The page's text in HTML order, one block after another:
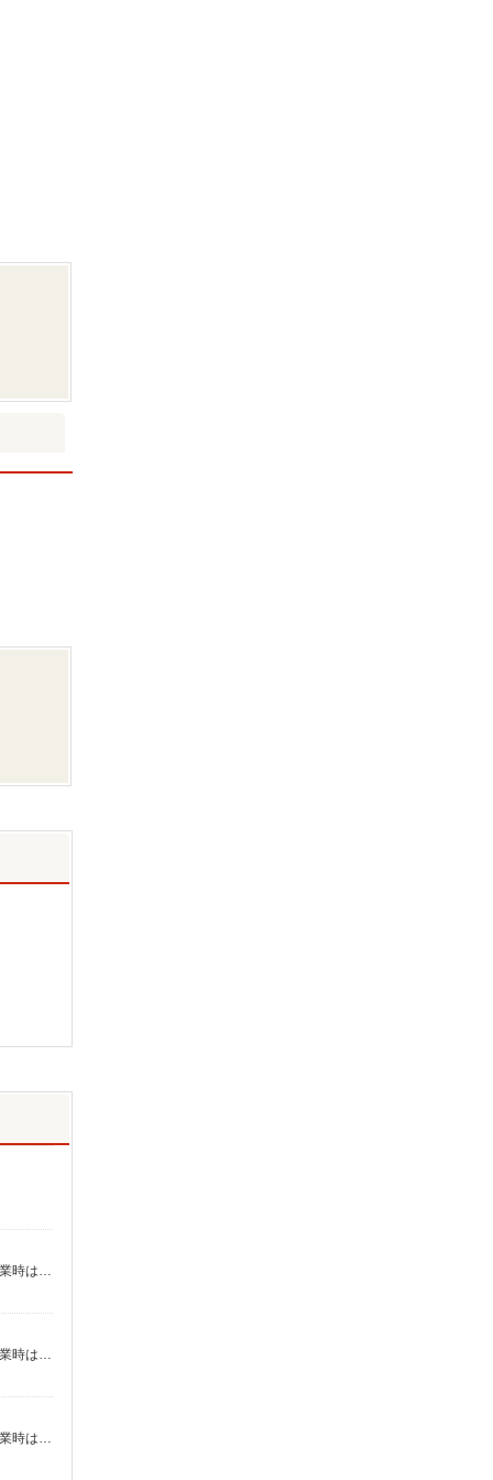
月給22万5,000円＋諸手当 【月収例】27万7500円 ※月20日勤務、深夜50ｈ、残業20ｈの場合 ※深夜、及び実働8ｈ超の残業時は25％割増
月給22万5,000円＋諸手当 【月収例】27万7500円 ※月20日勤務、深夜50ｈ、残業20ｈの場合 ※深夜、及び実働8ｈ超の残業時は25％割増
月給22万5,000円＋諸手当 【月収例】27万7500円 ※月20日勤務、深夜50ｈ、残業20ｈの場合 ※深夜、及び実働8ｈ超の残業時は25％割増